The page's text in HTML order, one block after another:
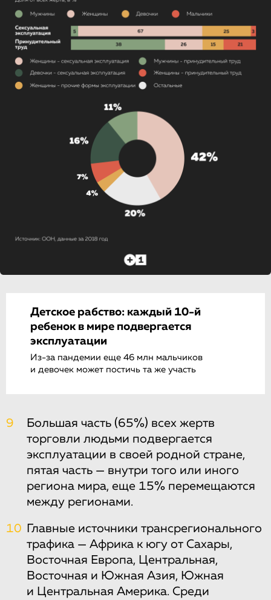
Детское рабство: каждый 10-й
ребенок в мире подвергается
эксплуатации
Из-за пандемии еще 46 млн мальчиков
и девочек может постичь та же участь
9
Большая часть (65%) всех жертв
торговли людьми подвергается
эксплуатации в своей родной стране,
пятая часть — внутри того или иного
региона мира, еще 15% перемещаются
между регионами.
10 Главные источники трансрегионального
трафика — Африка к югу от Сахары,
Восточная Европа, Центральная,
Восточная и Южная Азия, Южная
и Центральная Америка. Среди